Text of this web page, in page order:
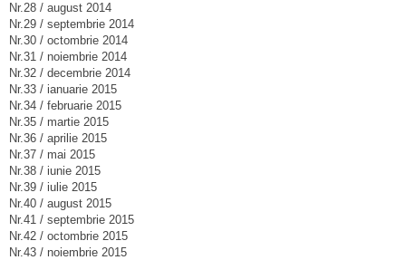
Nr.28 / august 2014
Nr.29 / septembrie 2014
Nr.30 / octombrie 2014
Nr.31 / noiembrie 2014
Nr.32 / decembrie 2014
Nr.33 / ianuarie 2015
Nr.34 / februarie 2015
Nr.35 / martie 2015
Nr.36 / aprilie 2015
Nr.37 / mai 2015
Nr.38 / iunie 2015
Nr.39 / iulie 2015
Nr.40 / august 2015
Nr.41 / septembrie 2015
Nr.42 / octombrie 2015
Nr.43 / noiembrie 2015